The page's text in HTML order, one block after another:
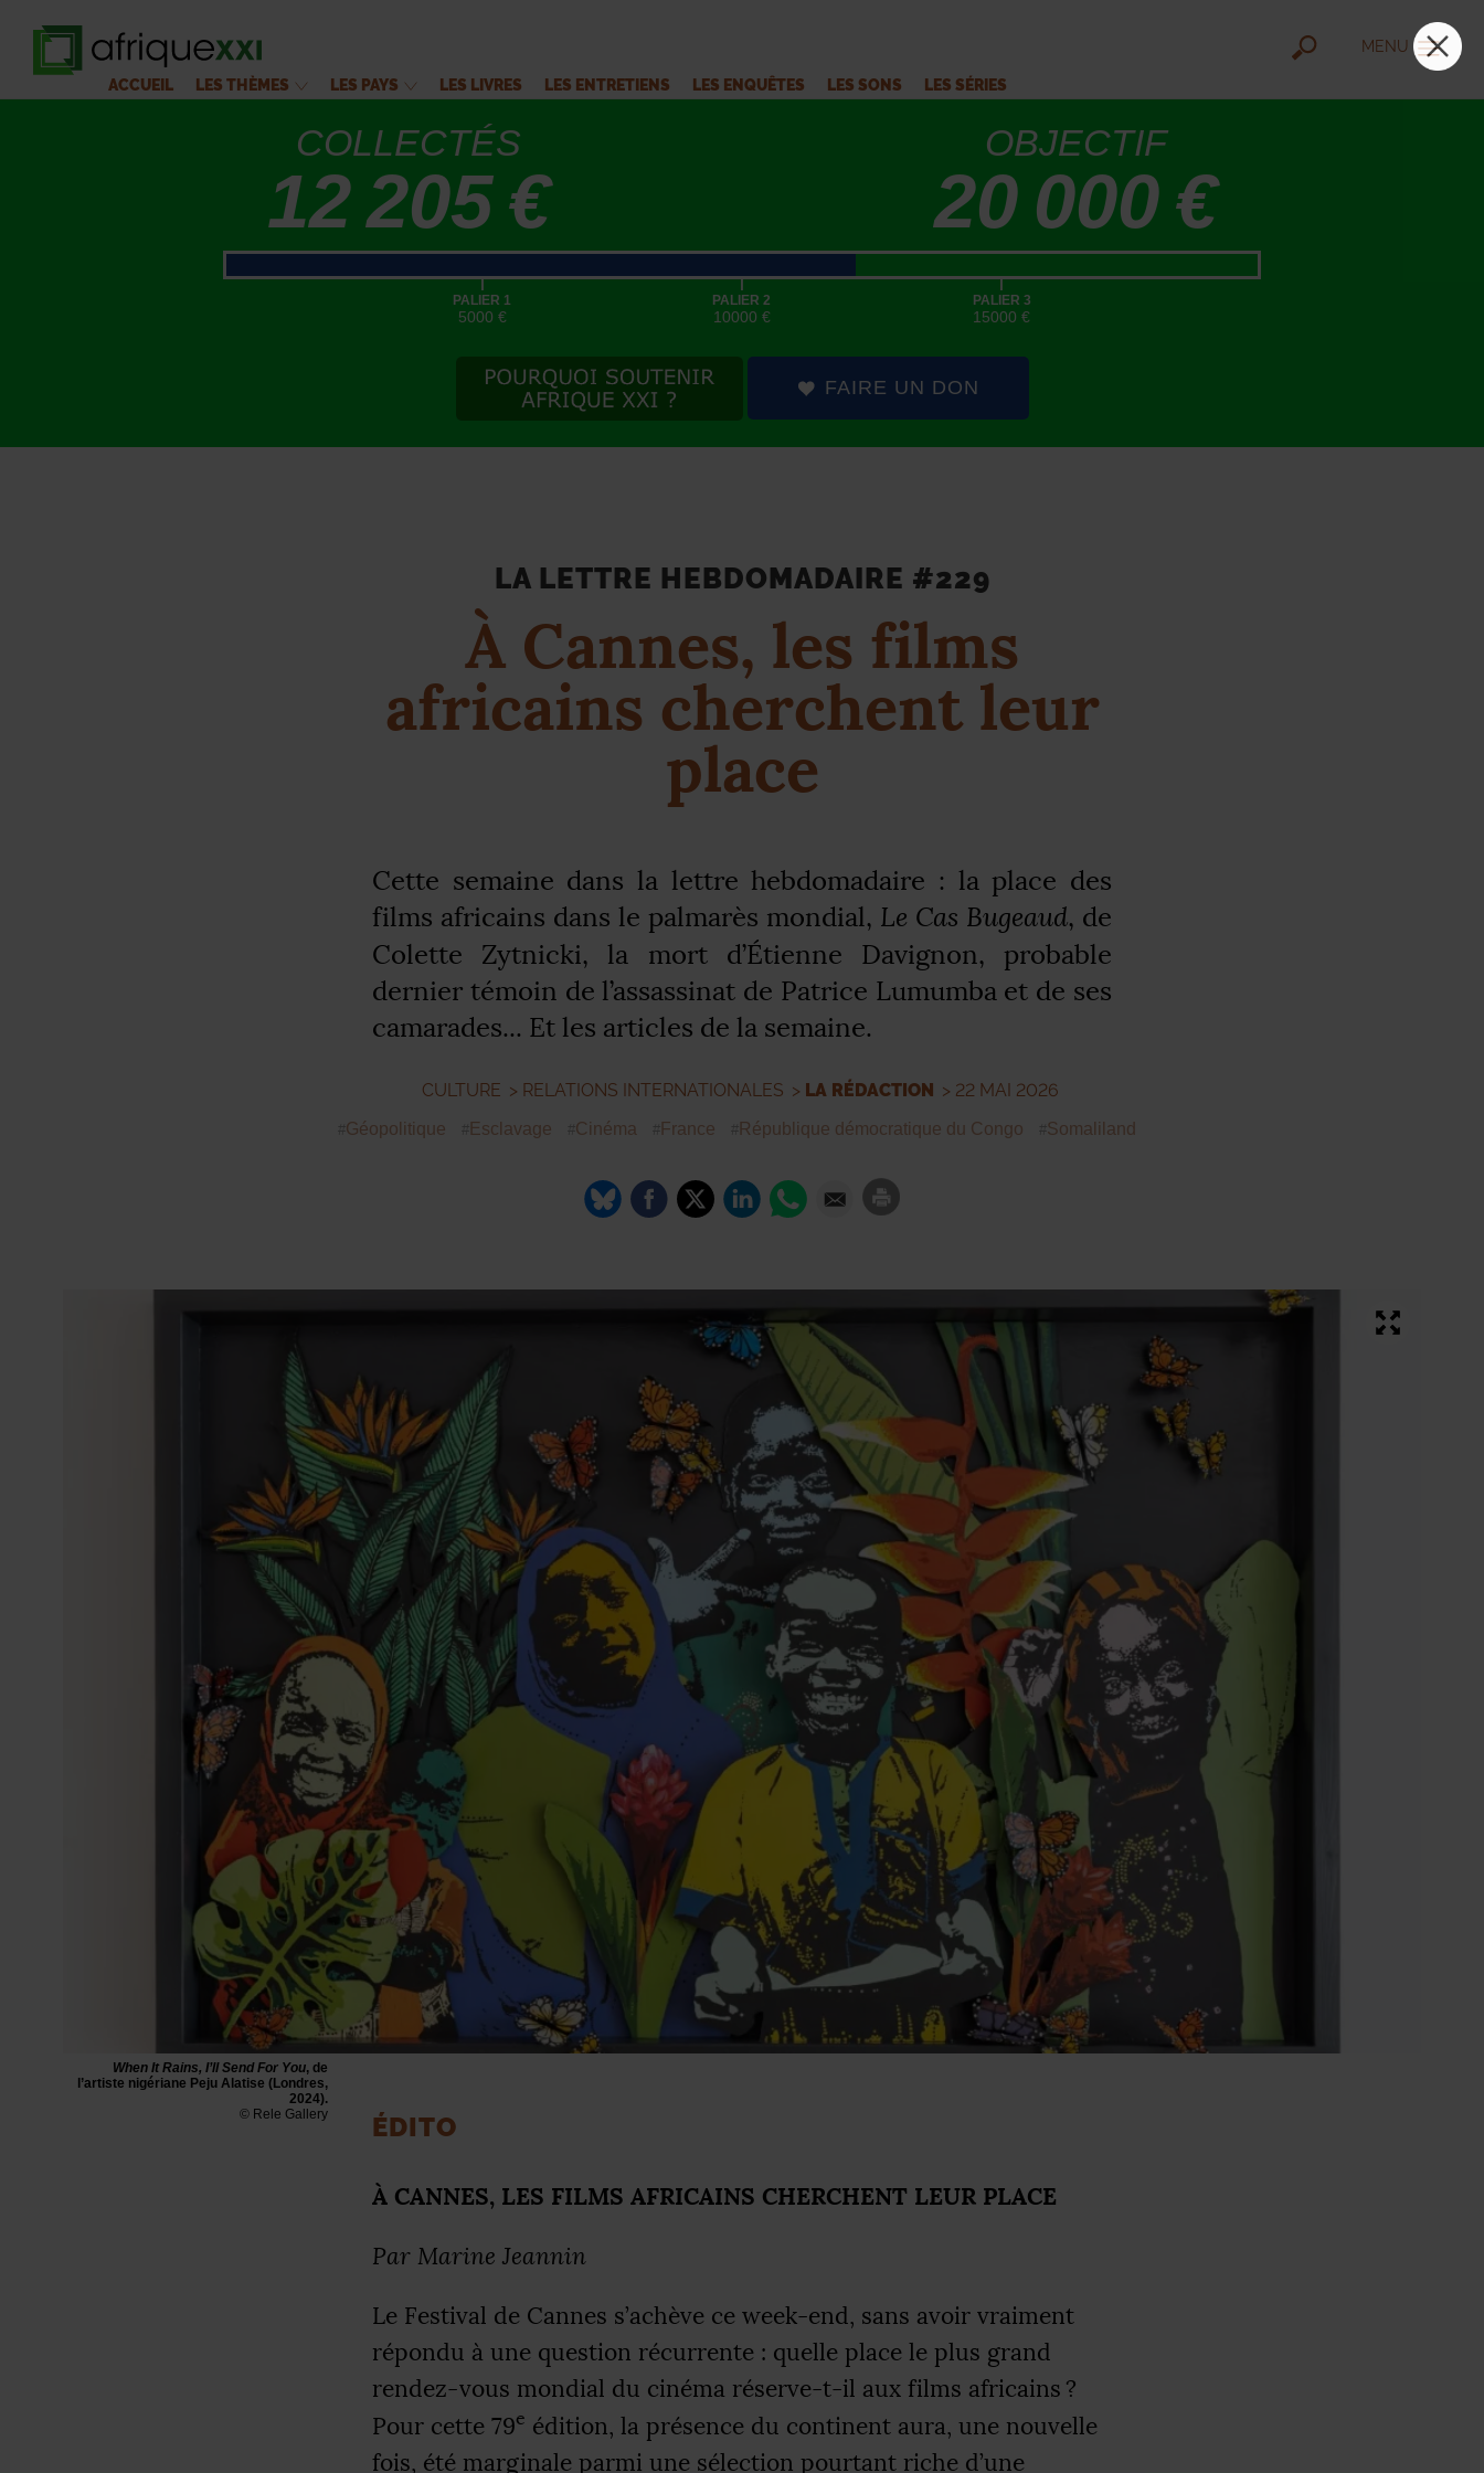
MENU
ACCUEIL LES THÈMES LES PAYS LES LIVRES LES ENTRETIENS LES ENQUÊTES LES SONS LES SÉRIES
COLLECTÉS
12 205 €
OBJECTIF
20 000 €
|
PALIER 1
5000 €
|
PALIER 2
10000 €
|
PALIER 3
15000 €
FAIRE UN DON
LA LETTRE HEBDOMADAIRE #229
À Cannes, les films
africains cherchent leur
place
Cette semaine dans la lettre hebdomadaire : la place des
films africains dans le palmarès mondial, Le Cas Bugeaud, de
Colette Zytnicki, la mort d’Étienne Davignon, probable
dernier témoin de l’assassinat de Patrice Lumumba et de ses
camarades... Et les articles de la semaine.
CULTURE > RELATIONS INTERNATIONALES > LA RÉDACTION > 22 MAI 2026
Géopolitique Esclavage Cinéma France République démocratique du Congo Somaliland
When It Rains, I’ll Send For You, de
l’artiste nigériane Peju Alatise (Londres,
2024).
© Rele Gallery
ÉDITO
À CANNES, LES FILMS AFRICAINS CHERCHENT LEUR PLACE
Par Marine Jeannin
Le Festival de Cannes s’achève ce week-end, sans avoir vraiment
répondu à une question récurrente : quelle place le plus grand
rendez-vous mondial du cinéma réserve-t-il aux films africains ?
Pour cette 79e édition, la présence du continent aura, une nouvelle
fois, été marginale parmi une sélection pourtant riche d’une